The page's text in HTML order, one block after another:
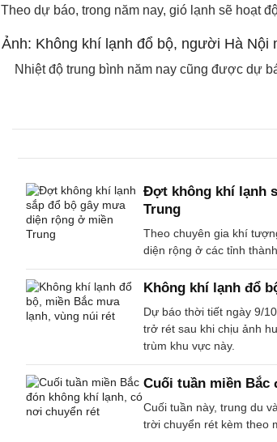
Theo dự báo, trong năm nay, gió lạnh sẽ hoạt
Nhiệt độ trung bình năm nay cũng được dự
Đợt không khí lạnh
Trung
Theo chuyên gia khí
diện rộng ở các tỉnh
Không khí lạnh đổ
Dự báo thời tiết ngày 9/
trở rét sau khi chịu ảnh
trùm khu vực này.
Cuối tuần miền
Cuối tuần này, trung du
trời chuyển rét kèm theo